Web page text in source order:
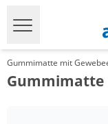
Gummimatte mit
Gummimatte